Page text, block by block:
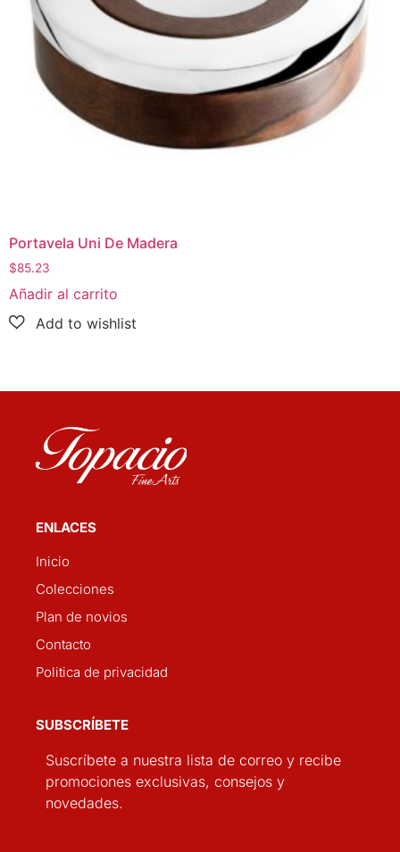
Portavela Uni De Madera
$85.23
Añadir al carrito
ENLACES
Inicio
Colecciones
Plan de novios
Contacto
Politica de privacidad
SUBSCRÍBETE
Suscríbete a nuestra lista de correo y recibe
promociones exclusivas, consejos y
novedades.